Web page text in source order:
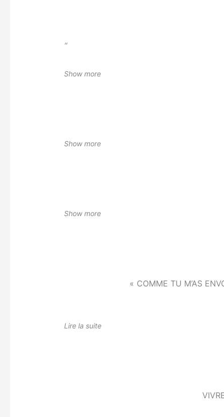
“
Show more
Show more
Show more
« COMME TU M’AS
Lire la suite